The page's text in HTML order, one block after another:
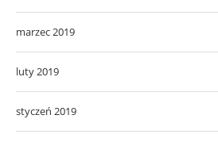
marzec 2019
luty 2019
styczeń 2019